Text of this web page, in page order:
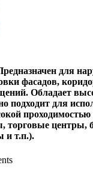
для
фасадов,
Обладает
подходит для
торговые центры,
и т.п.).